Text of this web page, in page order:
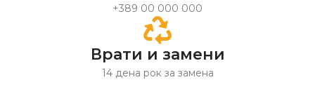
+389 00 000 000
Врати и замени
14 дена рок за замена